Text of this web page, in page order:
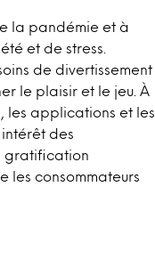
la pandémie et à
et de stress.
de divertissement
le plaisir et le jeu. À
les applications et les
des
gratification
les consommateurs